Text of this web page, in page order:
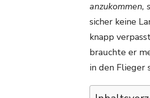
anzukommen,
sicher keine
knapp
brauchte er
in den Flieger